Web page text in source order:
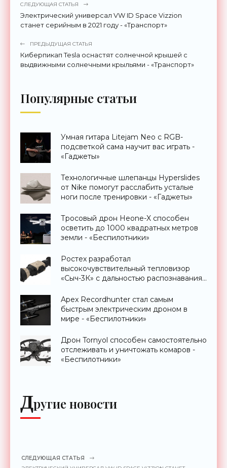
СЛЕДУЮЩАЯ СТАТЬЯ
Электрический универсал VW ID Space Vizzion
станет серийным в 2021 году - «Транспорт»
ПРЕДЫДУЩАЯ СТАТЬЯ
Киберпикап Tesla оснастят солнечной крышей с
выдвижными солнечными крыльями - «Транспорт»
Популярные статьи
Умная гитара Litejam Neo с RGB-
подсветкой сама научит вас играть -
«Гаджеты»
Технологичные шлепанцы Hyperslides
от Nike помогут расслабить усталые
ноги после тренировки - «Гаджеты»
Тросовый дрон Heone-X способен
осветить до 1000 квадратных метров
земли - «Беспилотники»
Ростех разработал
высокочувствительный тепловизор
«Сыч-3К» с дальностью распознавания
Apex Recordhunter стал самым
быстрым электрическим дроном в
мире - «Беспилотники»
Дрон Tornyol способен самостоятельно
отслеживать и уничтожать комаров -
«Беспилотники»
Другие новости
СЛЕДУЮЩАЯ СТАТЬЯ